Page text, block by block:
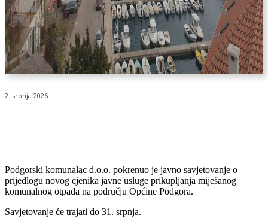
2. srpnja 2026.
Podgorski komunalac d.o.o. pokrenuo je javno savjetovanje o
prijedlogu novog cjenika javne usluge prikupljanja miješanog
komunalnog otpada na području Općine Podgora.
Savjetovanje će trajati do 31. srpnja.